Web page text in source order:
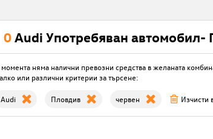
0 Audi Употребяван автомобил-
няма налични превозни средства в желаната
или различни критерии за търсене:
Audi Пловдив червен Изчисти